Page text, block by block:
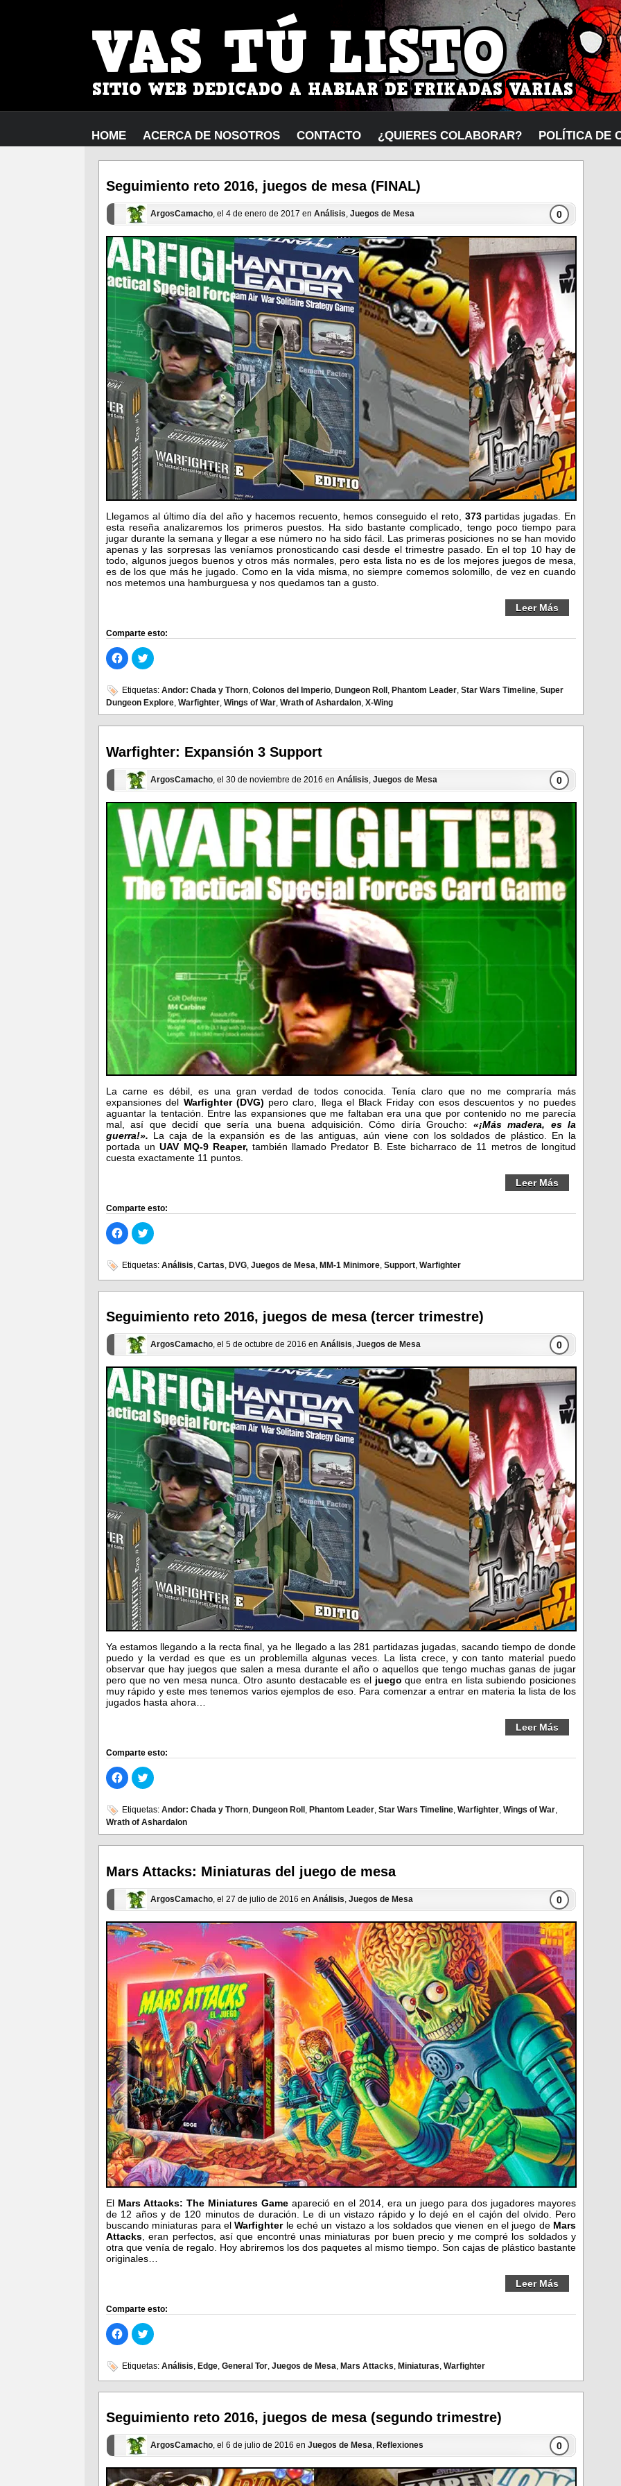
HOME ACERCA DE NOSOTROS CONTACTO ¿QUIERES COLABORAR? POLÍTICA DE
Seguimiento reto 2016, juegos de mesa (FINAL)
ArgosCamacho, el 4 de enero de 2017 en Análisis, Juegos de Mesa 0
Llegamos al último día del año y hacemos recuento, hemos conseguido el reto, 373partidas jugadas. En
esta reseña analizaremos los primeros puestos. Ha sido bastante complicado, tengo poco tiempo para
jugar durante la semana y llegar a ese número no ha sido fácil. Las primeras posiciones no se han movido
apenas y las sorpresas las veníamos pronosticando casi desde el trimestre pasado. En el top 10 hay de
todo, algunos juegos buenos y otros más normales, pero esta lista no es de los mejores juegos de mesa,
es de los que más he jugado. Como en la vida misma, no siempre comemos solomillo, de vez en cuando
nos metemos una hamburguesa y nos quedamos tan a gusto.
Leer Más
Comparte esto:
Haz
clic
para
en
Facebook
(Se
abre
en
nueva)
Haz
clic
en
Twitter
(Se
abre
en
nueva)
Etiquetas: Andor: Chada y Thorn, Colonos del Imperio, Dungeon Roll , Phantom Leader, Star Wars Timeline, Super
Dungeon Explore, Warfighter, Wings of War, Wrath of Ashardalon, X-Wing
Warfighter: Expansión 3 Support
ArgosCamacho, el 30 de noviembre de 2016 en Análisis, Juegos de Mesa 0
La carne es débil, es una gran verdad de todos conocida. Tenía claro que no me compraría más
expansiones del Warfighter (DVG) pero claro, llega el Black Friday con esos descuentos y no puedes
aguantar la tentación. Entre las expansiones que me faltaban era una que por contenido no me parecía
mal, así que decidí que sería una buena adquisición. Cómo diría Groucho: «¡Más madera, es la
guerra!». La caja de la expansión es de las antiguas, aún viene con los soldados de plástico. En la
portada unUAV MQ-9 Reaper, también llamado Predator B. Este bicharraco de 11 metros de longitud
cuesta exactamente 11 puntos.
Leer Más
Comparte esto:
Haz
clic
para
en
Facebook
(Se
abre
ventana
nueva)
Haz
clic
en
(Se
abre
ventana
nueva)
Etiquetas: Análisis, Cartas, DVG, Juegos de Mesa, MM-1 Minimore, Support, Warfighter
Seguimiento reto 2016, juegos de mesa (tercer trimestre)
ArgosCamacho, el 5 de octubre de 2016 en Análisis, Juegos de Mesa 0
Ya estamos llegando a la recta final, ya he llegado a las 281 partidazas jugadas, sacando tiempo de donde
puedo y la verdad es que es un problemilla algunas veces. La lista crece, y con tanto material puedo
observar que hay juegos que salen a mesa durante el año o aquellos que tengo muchas ganas de jugar
pero que no ven mesa nunca. Otro asunto destacable es el juego que entra en lista subiendo posiciones
muy rápido y este mes tenemos varios ejemplos de eso. Para comenzar a entrar en materia la lista de los
jugados hasta ahora…
Leer Más
Comparte esto:
Haz
clic
para
en
Facebook
(Se
abre
nueva)
Haz
clic
en
Twitter
(Se
abre
nueva)
Etiquetas: Andor: Chada y Thorn, Dungeon Roll , Phantom Leader, Star Wars Timeline, Warfighter, Wings of War,
Wrath of Ashardalon
Mars Attacks: Miniaturas del juego de mesa
ArgosCamacho, el 27 de julio de 2016 en Análisis, Juegos de Mesa 0
El Mars Attacks: The Miniatures Game apareció en el 2014, era un juego para dos jugadores mayores
de 12 años y de 120 minutos de duración. Le di un vistazo rápido y lo dejé en el cajón del olvido. Pero
buscando miniaturas para elWarfighterle eché un vistazo a los soldados que vienen en el juego de Mars
Attacks , eran perfectos, así que encontré unas miniaturas por buen precio y me compré los soldados y
otra que venía de regalo. Hoy abriremos los dos paquetes al mismo tiempo. Son cajas de plástico bastante
originales…
Leer Más
Comparte esto:
Haz
clic
para
en
Facebook
(Se
abre
ventana
nueva)
Haz
clic
en
(Se
abre
ventana
nueva)
Etiquetas: Análisis, Edge, General Tor, Juegos de Mesa, Mars Attacks, Miniaturas, Warfighter
Seguimiento reto 2016, juegos de mesa (segundo trimestre)
ArgosCamacho, el 6 de julio de 2016 en Juegos de Mesa, Reflexiones 0